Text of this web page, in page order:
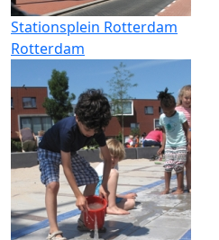
Stationsplein Rotterdam
Rotterdam